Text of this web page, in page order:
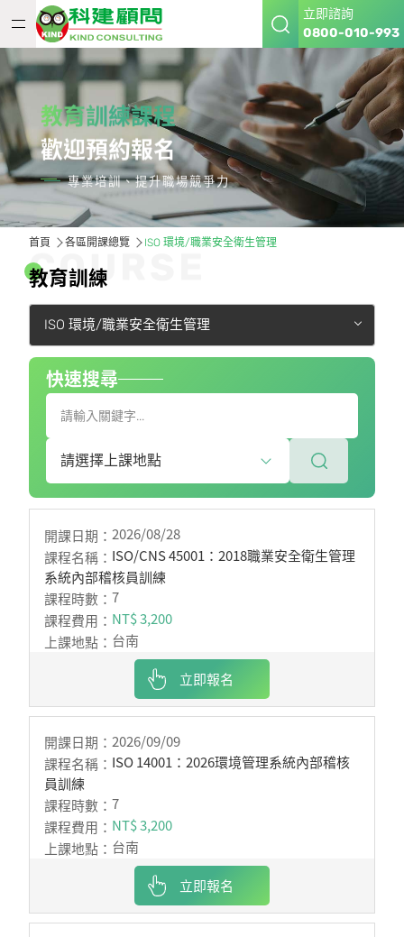
立即諮詢
0800-010-993
教育訓練課程
歡迎預約報名
專業培訓、提升職場競爭力
首頁 各區開課總覽 ISO 環境/職業安全衛生管理
教育訓 練
COU
ISO 環境/職業安全衛生管理
快速搜尋
2026/08/28
ISO/CNS 45001：2018職業安全衛生管理
系統內部稽核員訓練
7
NT$ 3,200
台南
立即報名
2026/09/09
ISO 14001：2026環境管理系統內部稽核
員訓練
7
NT$ 3,200
台南
立即報名